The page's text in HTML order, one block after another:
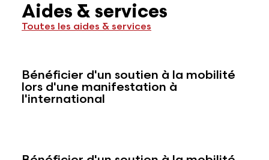
Aides & services
Toutes les aides & services
Bénéficier d'un soutien à la mobilité
lors d'une manifestation à
l'international